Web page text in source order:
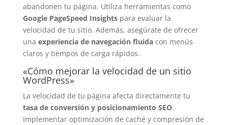
abandonen tu página. Utiliza herramientas como
Google PageSpeed Insightspara evaluar la
velocidad de tu sitio. Además, asegúrate de ofrecer
una experiencia de navegación fluidacon menús
claros y tiempos de carga rápidos.
«Cómo mejorar la velocidad de un sitio
WordPress»
La velocidad de tu página afecta directamente tu
tasa de conversión y posicionamiento SEO.
Implementar optimización de caché y compresión de